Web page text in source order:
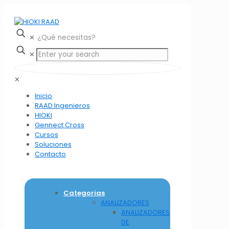
✕
✕
✕
Inicio
RAAD Ingenieros
HIOKI
Gennect Cross
Cursos
Soluciones
Contacto
Categorias
ANALIZADORES
ANALIZADORES
DE